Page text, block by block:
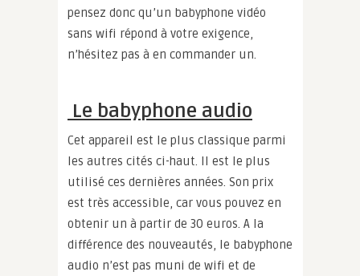
pensez donc qu’un babyphone vidéo
sans wifi répond à votre exigence,
n’hésitez pas à en commander un.
Le babyphone audio
Cet appareil est le plus classique parmi
les autres cités ci-haut. Il est le plus
utilisé ces dernières années. Son prix
est très accessible, car vous pouvez en
obtenir un à partir de 30 euros. A la
différence des nouveautés, le babyphone
audio n’est pas muni de wifi et de